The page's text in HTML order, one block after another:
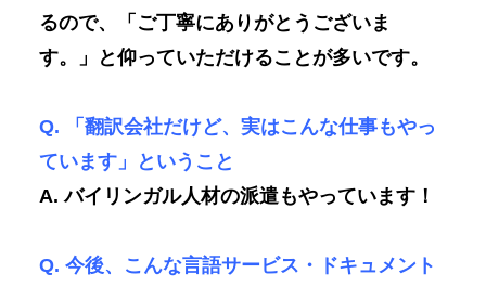
るので、「ご丁寧にありがとうございま
す。」と仰っていただけることが多いです。
Q. 「翻訳会社だけど、実はこんな仕事もやっ
ています」ということ
A. バイリンガル人材の派遣もやっています！
Q. 今後、こんな言語サービス・ドキュメント